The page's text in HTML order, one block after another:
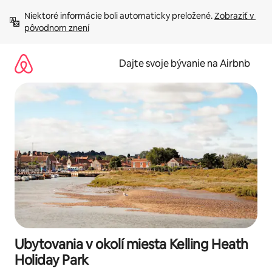
obsah.
Niektoré informácie boli automaticky preložené. Zobraziť v
pôvodnom znení
Dajte svoje bývanie na Airbnb
Ubytovania v okolí miesta Kelling Heath
Holiday Park